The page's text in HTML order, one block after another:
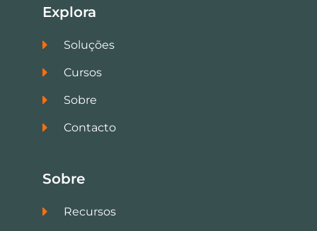
Explora
Soluções
Cursos
Sobre
Contacto
Sobre
Recursos